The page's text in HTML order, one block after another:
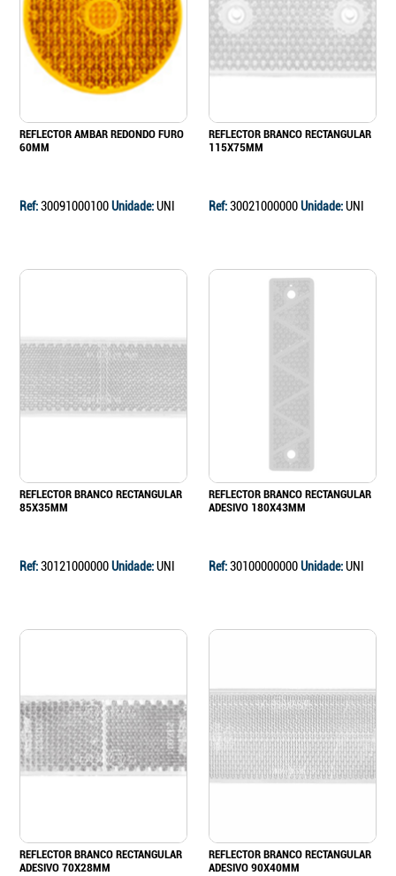
REFLECTOR AMBAR REDONDO FURO
60MM
Ref:30091000100Unidade:UNI
REFLECTOR BRANCO RECTANGULAR
115X75MM
Ref:30021000000Unidade:UNI
REFLECTOR BRANCO RECTANGULAR
85X35MM
Ref:30121000000Unidade:UNI
REFLECTOR BRANCO RECTANGULAR
ADESIVO 180X43MM
Ref:30100000000Unidade:UNI
REFLECTOR BRANCO RECTANGULAR
ADESIVO 70X28MM
REFLECTOR BRANCO RECTANGULAR
ADESIVO 90X40MM
Continuar a comprar